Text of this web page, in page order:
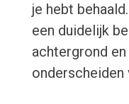
je hebt
een duidelijk
achtergrond
onderscheiden